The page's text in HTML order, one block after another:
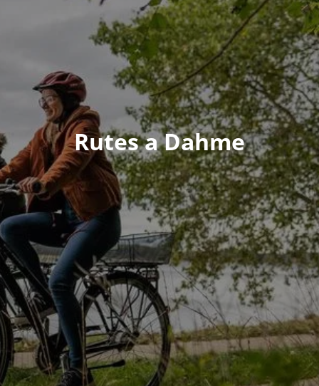
Rutes a Dahme